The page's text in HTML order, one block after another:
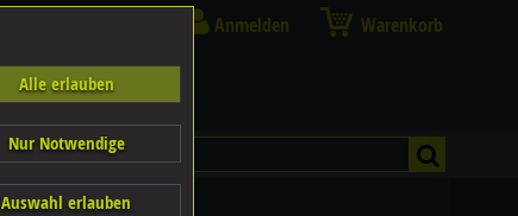
Anmelden Warenkorb
Alle erlauben
Nur Notwendige
Auswahl erlauben